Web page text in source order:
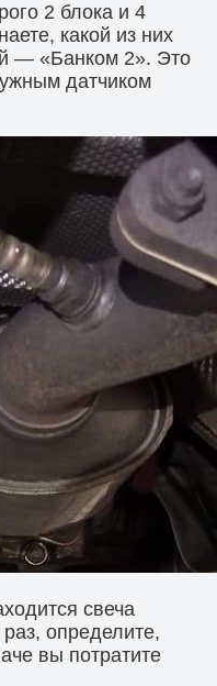
2 блока и 4
какой из них
— «Банком 2». Это
датчиком
свеча
определите,
вы потратите